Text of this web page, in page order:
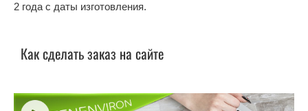
2 года с даты изготовления.
Как сделать заказ на сайте